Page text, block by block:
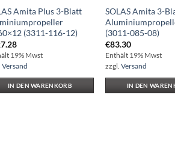
Amita Plus 3-Blatt
(3311-116-12)
19% Mwst
Versand
IN DEN WARENKORB
SOLAS Amita 3-
(3011-085-08)
€83.30
Enthält 19% Mwst
zzgl.Versand
IN DEN